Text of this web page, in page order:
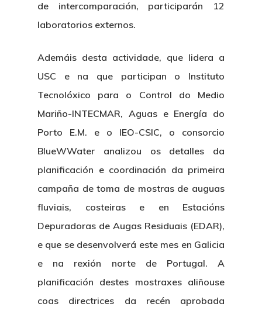
de intercomparación, participarán 12
laboratorios externos.
Ademáis desta actividade, que lidera a
USC e na que participan o Instituto
Tecnolóxico para o Control do Medio
Mariño-INTECMAR, Aguas e Energía do
Porto E.M. e o IEO-CSIC, o consorcio
BlueWWater analizou os detalles da
planificación e coordinación da primeira
campaña de toma de mostras de auguas
fluviais, costeiras e en Estacións
Depuradoras de Augas Residuais (EDAR),
e que se desenvolverá este mes en Galicia
e na rexión norte de Portugal. A
planificación destes mostraxes aliñouse
coas directrices da recén aprobada